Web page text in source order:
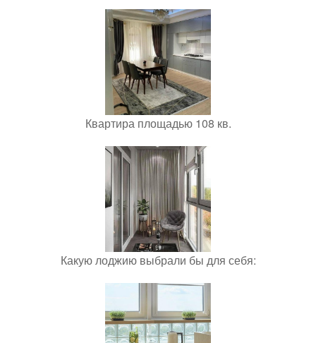
Квартира площадью 108 кв.
Какую лоджию выбрали бы для себя: